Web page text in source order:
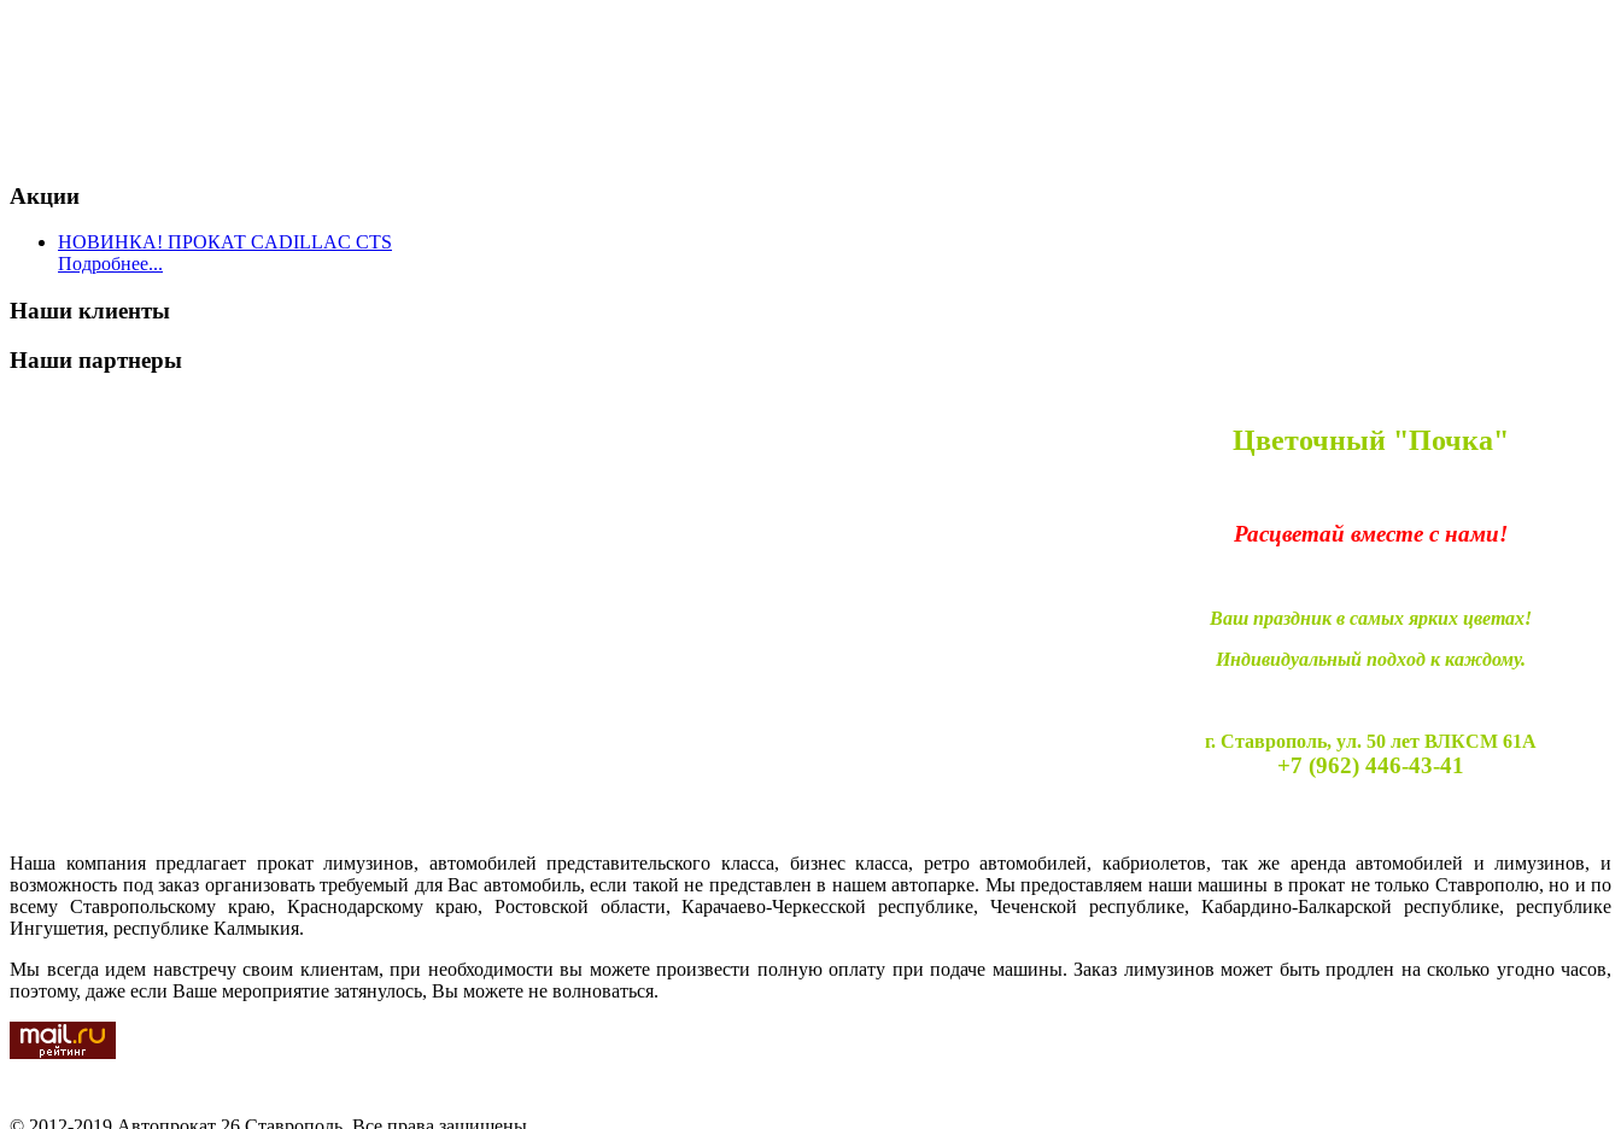
Акции
НОВИНКА! ПРОКАТ CADILLAC CTS
Подробнее...
Наши клиенты
Наши партнеры
Цветочный "Почка"
Расцветай вместе с нами!
Ваш праздник в самых ярких цветах!
Индивидуальный подход к каждому.
г. Ставрополь, ул. 50 лет ВЛКСМ 61А
+7 (962) 446-43-41
Наша компания предлагает прокат лимузинов, автомобилей представительского класса, бизнес класса, ретро автомобилей, кабриолетов, так же аренда автомобилей и лимузинов, и
возможность под заказ организовать требуемый для Вас автомобиль, если такой не представлен в нашем автопарке. Мы предоставляем наши машины в прокат не только Ставрополю, но и по
всему Ставропольскому краю, Краснодарскому краю, Ростовской области, Карачаево-Черкесской республике, Чеченской республике, Кабардино-Балкарской республике, республике
Ингушетия, республике Калмыкия.
Мы всегда идем навстречу своим клиентам, при необходимости вы можете произвести полную оплату при подаче машины. Заказ лимузинов может быть продлен на сколько угодно часов,
поэтому, даже если Ваше мероприятие затянулось, Вы можете не волноваться.